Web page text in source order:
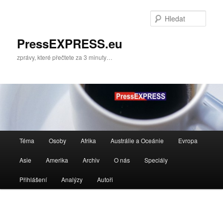
paneluPressEXPRESS.eu
zprávy, které přečtete za 3 minuty…
navigační
Téma Osoby Afrika Austrálie a Oceánie Evropa
Asie Amerika Archiv O nás Speciály
Přihlášení Analýzy Autoři